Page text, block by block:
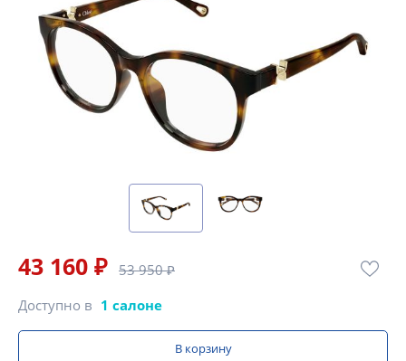
43 160 ₽ 53 950 ₽
Доступно в 1 салоне
В корзину